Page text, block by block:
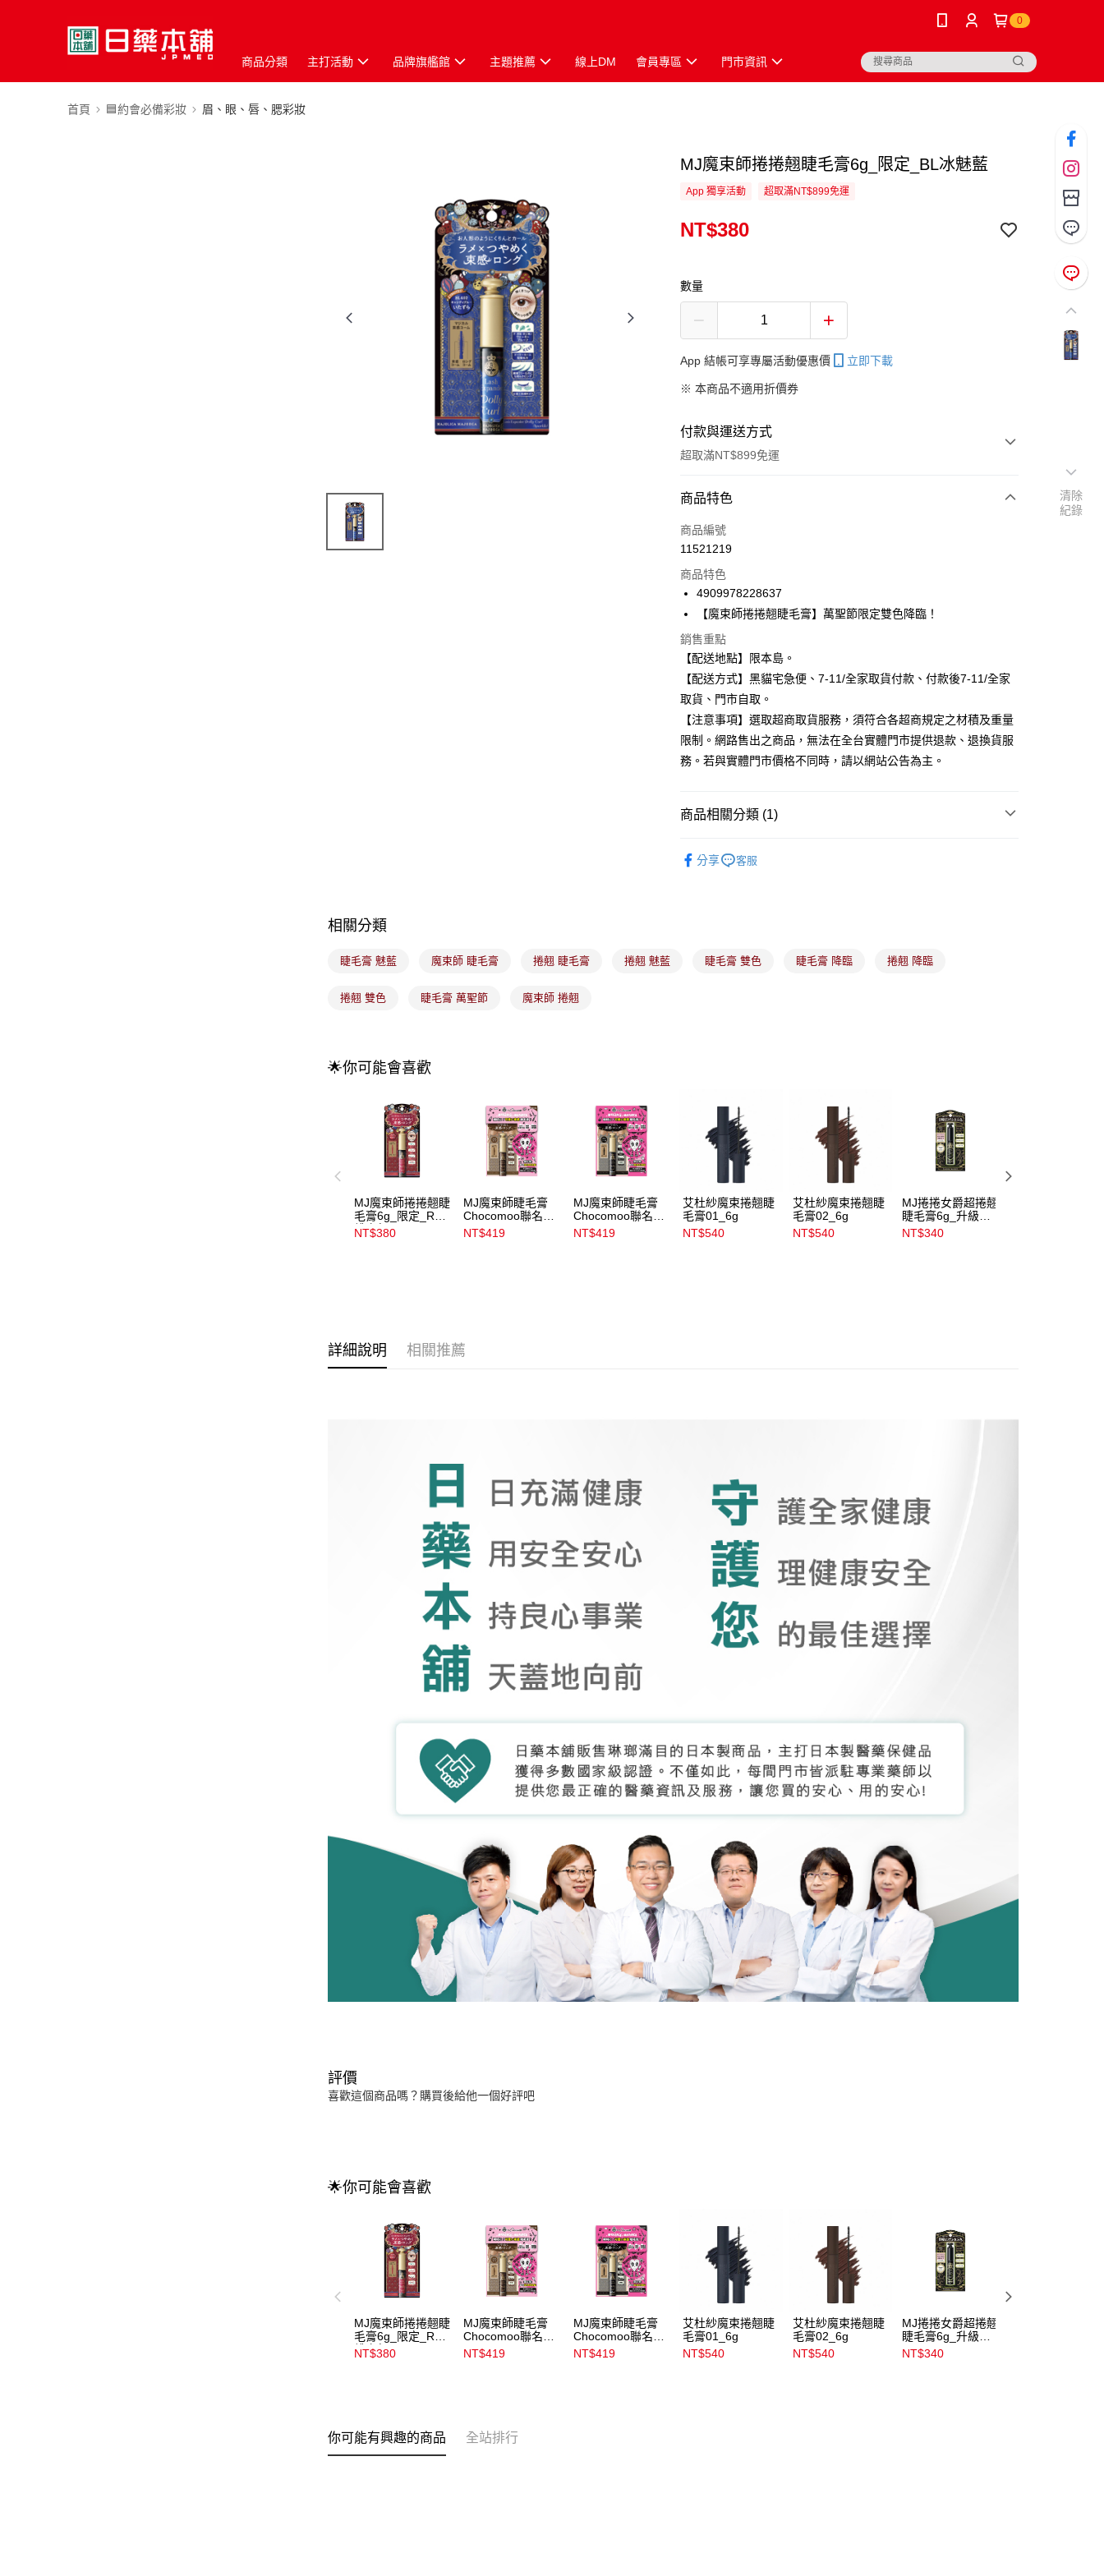
0
商品分類 主打活動 品牌旗艦館 主題推薦 線上DM 會員專區 門市資訊
首頁 🟦約會必備彩妝 眉、眼、唇、腮彩妝
MJ魔束師捲捲翹睫毛膏6g_限定_BL冰魅藍
App 獨享活動 超取滿NT$899免運
NT$380
數量
App 結帳可享專屬活動優惠價 立即下載
※ 本商品不適用折價券
付款與運送方式
超取滿NT$899免運
付款方式
信用卡一次付款
合作金庫商業銀行
第一商業銀行
上海商業儲蓄銀行
國泰世華商業銀行
臺灣中小企業銀行
台中商業銀行
匯豐（台灣）商業銀行
聯邦商業銀行
遠東國際商業銀行
玉山商業銀行
星展（台灣）商業銀行
台新國際商業銀行
中國信託商業銀行
超商取貨付款
LINE Pay
Apple Pay
街口支付
悠遊付
Google Pay
【大哥付你分期使用說明】
消。如遇「轉專審核」未通過狀況，表示未達大哥付你分期系統評分，恕
用戶於交易時，得透過本服務購買商品或服務，並由商店將買賣／分期付
款買賣價金債權讓與本公司後，依約使用本公司帳單繳交帳款。
2.基於同意付款使用「大哥付你分期」之契約關係目的，商店將以您的個人
資料（包含姓名、電話或地址）提供予台灣大哥大進項蒐集、處理及利
用，由本公司與您本人進行分期帳單所需資料之確認、核對及更正。
全家取貨付款
付款後7-11取貨
每筆NT$100，滿NT$899(含以上)免運費
付款後門市自取
商品特色
商品編號
11521219
商品特色
4909978228637
【魔束師捲捲翹睫毛膏】萬聖節限定雙色降臨！
銷售重點
【配送地點】限本島。
【配送方式】黑貓宅急便、7-11/全家取貨付款、付款後7-11/全家
取貨、門市自取。
【注意事項】選取超商取貨服務，須符合各超商規定之材積及重量
限制。網路售出之商品，無法在全台實體門市提供退款、退換貨服
務。若與實體門市價格不同時，請以網站公告為主。
商品相關分類 (1)
分享
客服
相關分類
睫毛膏 魅藍 魔束師 睫毛膏 捲翹 睫毛膏 捲翹 魅藍 睫毛膏 雙色 睫毛膏 降臨 捲翹 降臨
捲翹 雙色 睫毛膏 萬聖節 魔束師 捲翹
🌟你可能會喜歡
MJ魔束師捲捲翹睫
毛膏6g_限定_RD
緋夜紅
NT$380
MJ魔束師睫毛膏
Chocomoo聯名組
_BR522
NT$419
MJ魔束師睫毛膏
Chocomoo聯名組
_BK921
NT$419
艾杜紗魔束捲翹睫
毛膏01_6g
NT$540
艾杜紗魔束捲翹睫
毛膏02_6g
NT$540
MJ捲捲女爵超捲翹
睫毛膏6g_升級版
BK999
NT$340
詳細說明 相關推薦
評價
喜歡這個商品嗎？購買後給他一個好評吧
🌟你可能會喜歡
MJ魔束師捲捲翹睫
毛膏6g_限定_RD
緋夜紅
NT$380
MJ魔束師睫毛膏
Chocomoo聯名組
_BR522
NT$419
MJ魔束師睫毛膏
Chocomoo聯名組
_BK921
NT$419
艾杜紗魔束捲翹睫
毛膏01_6g
NT$540
艾杜紗魔束捲翹睫
毛膏02_6g
NT$540
MJ捲捲女爵超捲翹
睫毛膏6g_升級版
BK999
NT$340
你可能有興趣的商品 全站排行
清除
紀錄